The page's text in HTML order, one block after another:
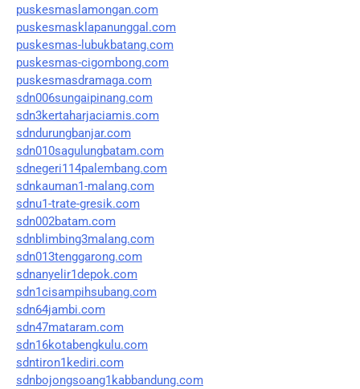
puskesmaslamongan.com
puskesmasklapanunggal.com
puskesmas-lubukbatang.com
puskesmas-cigombong.com
puskesmasdramaga.com
sdn006sungaipinang.com
sdn3kertaharjaciamis.com
sdndurungbanjar.com
sdn010sagulungbatam.com
sdnegeri114palembang.com
sdnkauman1-malang.com
sdnu1-trate-gresik.com
sdn002batam.com
sdnblimbing3malang.com
sdn013tenggarong.com
sdnanyelir1depok.com
sdn1cisampihsubang.com
sdn64jambi.com
sdn47mataram.com
sdn16kotabengkulu.com
sdntiron1kediri.com
sdnbojongsoang1kabbandung.com